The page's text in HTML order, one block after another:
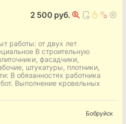
2 500 руб.
работы: от двух лет
В строительную
фасадчики,
штукатуры, плотники,
В обязанностях работника
Выполнение кровельных
Бобруйск